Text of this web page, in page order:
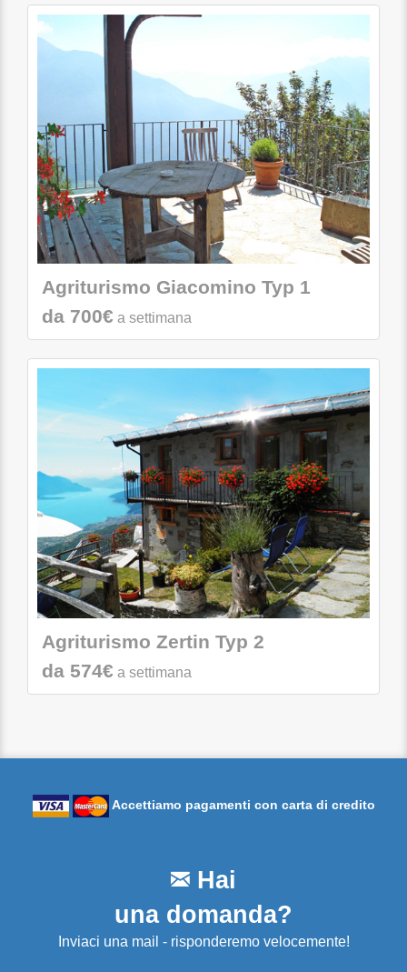
Agriturismo Giacomino Typ 1
da 700€ a settimana
Agriturismo Zertin Typ 2
da 574€ a settimana
Accettiamo pagamenti con carta di credito
Hai
una domanda?
Inviaci una mail - risponderemo velocemente!